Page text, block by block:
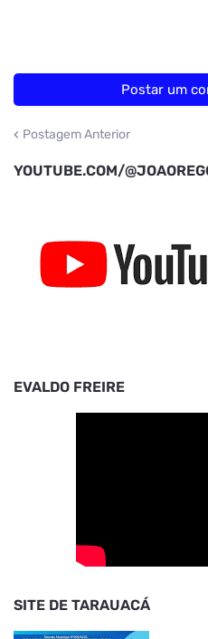
Postar um
Postagem Anterior
YOUTUBE.COM/
EVALDO FREIRE
SITE DE TARAUACÁ